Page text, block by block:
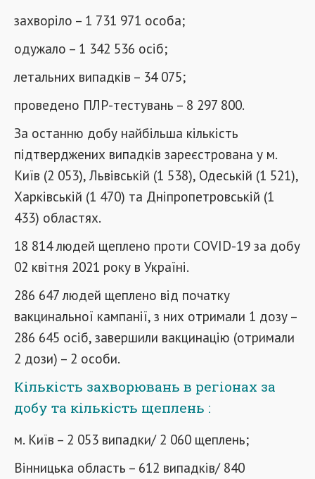
захворіло – 1 731 971 особа;
одужало – 1 342 536 осіб;
летальних випадків – 34 075;
проведено ПЛР-тестувань – 8 297 800.
За останню добу найбільша кількість
підтверджених випадків зареєстрована у м.
Київ (2 053), Львівській (1 538), Одеській (1 521),
Харківській (1 470) та Дніпропетровській (1
433) областях.
18 814 людей щеплено проти COVID-19 за добу
02 квітня 2021 року в Україні.
286 647 людей щеплено від початку
вакцинальної кампанії, з них отримали 1 дозу –
286 645 осіб, завершили вакцинацію (отримали
2 дози) – 2 особи.
Кількість захворювань в регіонах за
добу та кількість щеплень :
м. Київ – 2 053 випадки/ 2 060 щеплень;
Вінницька область – 612 випадків/ 840